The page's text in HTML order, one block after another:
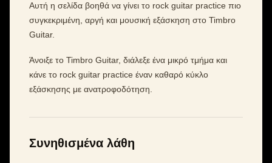
Αυτή η σελίδα βοηθά να γίνει το rock guitar practice πιο
συγκεκριμένη, αργή και μουσική εξάσκηση στο Timbro
Guitar.
Άνοιξε το Timbro Guitar, διάλεξε ένα μικρό τμήμα και
κάνε το rock guitar practice έναν καθαρό κύκλο
εξάσκησης με ανατροφοδότηση.
Συνηθισμένα λάθη